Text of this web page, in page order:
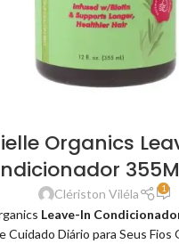
Organics
Clériston Viléla 1
Leave-In
Cuidado Diário para Seus Fios